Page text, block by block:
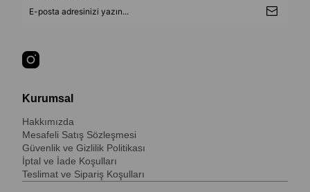
Kurumsal
Hakkımızda
Mesafeli Satış Sözleşmesi
Güvenlik ve Gizlilik Politikası
İptal ve İade Koşulları
Teslimat ve Sipariş Koşulları